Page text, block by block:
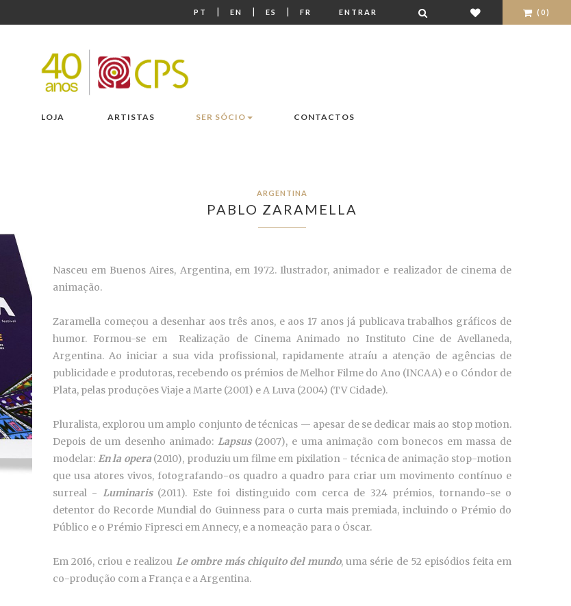
PT | EN | ES | FR ENTRAR (0)
LOJA ARTISTAS SER SÓCIO CONTACTOS
ARGENTINA
PABLO ZARAMELLA
Nasceu em Buenos Aires, Argentina, em 1972. Ilustrador, animador e realizador de cinema de
animação.
Zaramella começou a desenhar aos três anos, e aos 17 anos já publicava trabalhos gráficos de
humor. Formou-se em
Realização de Cinema Animado no Instituto Cine de Avellaneda,
Argentina. Ao iniciar a sua vida profissional, rapidamente atraíu a atenção de agências de
publicidade e produtoras, recebendo os prémios de Melhor Filme do Ano (INCAA) e o Cóndor de
Plata, pelas produções Viaje a Marte (2001) e A Luva (2004) (TV Cidade).
Pluralista, explorou um amplo conjunto de técnicas — apesar de se dedicar mais ao stop motion.
Depois de um desenho animado: Lapsus(2007), e uma animação com bonecos em massa de
modelar: En la opera(2010), produziu um filme em pixilation - técnica de animação stop-motion
que usa atores vivos, fotografando-os quadro a quadro para criar um movimento contínuo e
surreal - Luminaris (2011). Este foi distinguido com cerca de 324 prémios, tornando-se o
detentor do Recorde Mundial do Guinness para o curta mais premiada, incluindo o Prémio do
Público e o Prémio Fipresci em Annecy, e a nomeação para o Óscar.
Em 2016, criou e realizou Le ombre más chiquito del mundo, uma série de 52 episódios feita em
co-produção com a França e a Argentina.